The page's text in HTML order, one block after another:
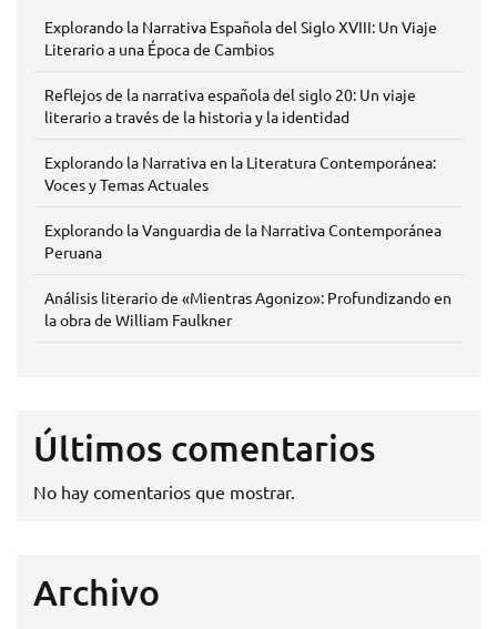
Explorando la Narrativa Española del Siglo XVIII: Un Viaje
Literario a una Época de Cambios
Reflejos de la narrativa española del siglo 20: Un viaje
literario a través de la historia y la identidad
Explorando la Narrativa en la Literatura Contemporánea:
Voces y Temas Actuales
Explorando la Vanguardia de la Narrativa Contemporánea
Peruana
Análisis literario de «Mientras Agonizo»: Profundizando en
la obra de William Faulkner
Últimos comentarios
No hay comentarios que mostrar.
Archivo